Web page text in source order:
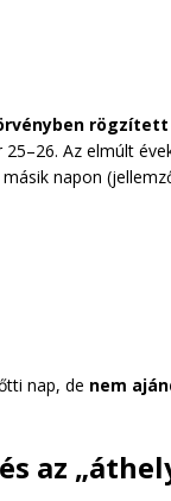
rögzített
Az elmúlt
napon
nap, de nem
az